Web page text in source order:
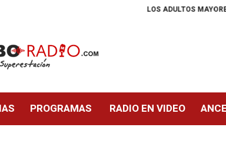
LOS ADULTOS MAYORES YA SE
PROGRAMAS RADIO EN VIDEO